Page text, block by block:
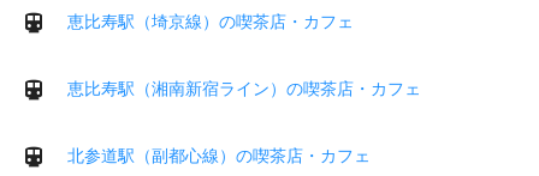
恵比寿駅（埼京線）の喫茶店・カフェ
恵比寿駅（湘南新宿ライン）の喫茶店・カフェ
北参道駅（副都心線）の喫茶店・カフェ